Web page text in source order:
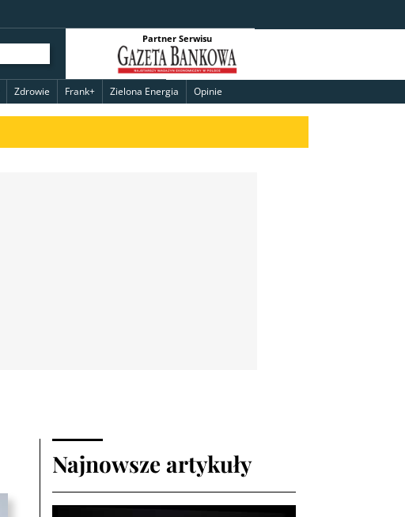
Partner Serwisu
Zdrowie Frank+ Zielona Energia Opinie
Najnowsze artykuły